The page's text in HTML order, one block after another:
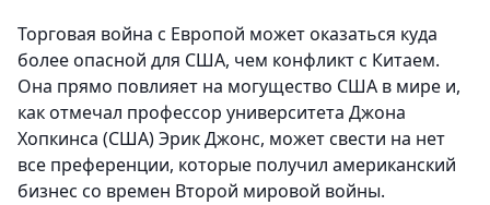
Торговая война с Европой может оказаться куда
более опасной для США, чем конфликт с Китаем.
Она прямо повлияет на могущество США в мире и,
как отмечал профессор университета Джона
Хопкинса (США) Эрик Джонс, может свести на нет
все преференции, которые получил американский
бизнес со времен Второй мировой войны.